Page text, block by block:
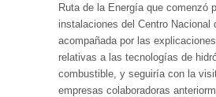
Ruta de la Energía que comenzó
instalaciones del Centro Nacional
acompañada por las
relativas a las tecnologías de
combustible, y seguiría con la
empresas colaboradoras